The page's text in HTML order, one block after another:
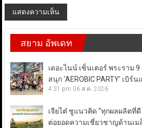
สยาม อัพเดท
เดอะไนน์ เซ็นเตอร์ พระราม
สนุก ‘AEROBIC PARTY’ เบิ
4:31 pm 06 ส.ค. 2026
เจียไต๋ ชูแนวคิด “ทุกผลผลิตที่
ต่อยอดความเชี่ยวชาญด้านเ